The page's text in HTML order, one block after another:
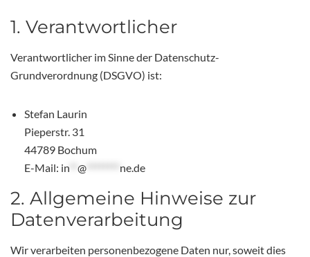
1. Verantwortlicher
Verantwortlicher im Sinne der Datenschutz-
Grundverordnung (DSGVO) ist:
Stefan Laurin
Pieperstr. 31
44789 Bochum
E-Mail: in @ ne.de
2. Allgemeine Hinweise zur
Datenverarbeitung
Wir verarbeiten personenbezogene Daten nur, soweit dies